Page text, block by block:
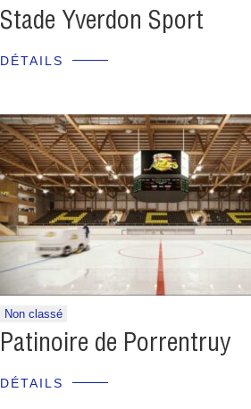
Stade Yverdon Sport
DÉTAILS
Non classé
Patinoire de Porrentruy
DÉTAILS